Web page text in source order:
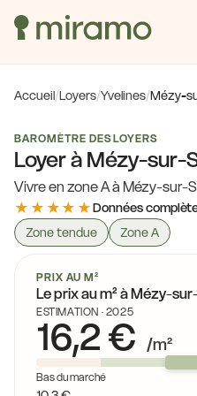
Accueil/Loyers/Yvelines/Mézy-
BAROMÈTRE DES LOYERS
Loyer à Mézy-sur-
Vivre en zone A à Mézy-sur-
★★★★★Données
Zone tendue
Zone A
PRIX AU M²
Le prix au m² à Mézy-
ESTIMATION · 2025
16,2 € /m²
Bas du marché